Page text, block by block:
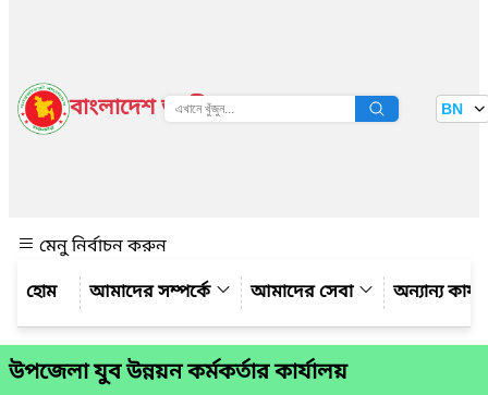
বাংলাদেশ জাতীয় তথ্য বাতায়ন BN
মেনু নির্বাচন করুন
আমাদের সম্পর্কে
আমাদের সেবা অন্যান্য
উপজেলা যুব উন্নয়ন কর্মকর্তার কার্যালয়